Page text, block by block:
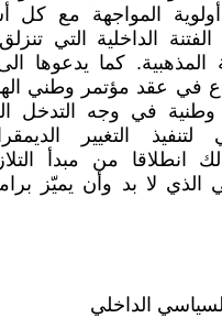
أولوية المواجهة مع كل
الداخلية التي
المذهبية. كما يدعوها
في عقد مؤتمر وطني
وطنية في وجه التدخل
لتنفيذ التغيير
انطلاقا من مبدأ
الذي لا بد وأن يميّز
الداخلي